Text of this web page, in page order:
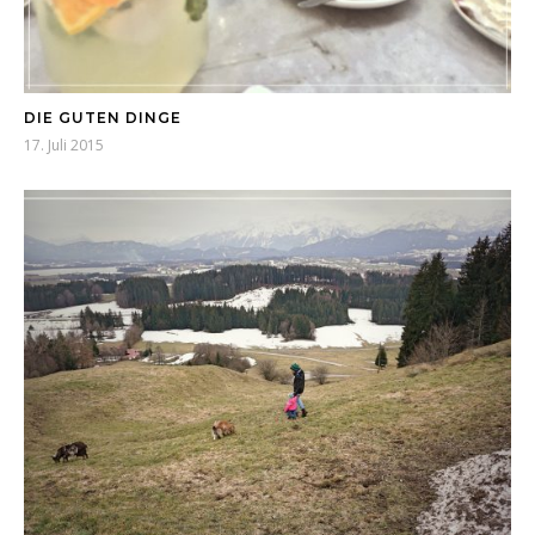
DIE GUTEN DINGE
17. Juli 2015